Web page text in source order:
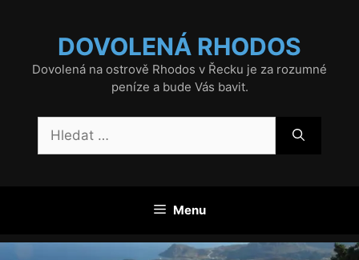
DOVOLENÁ RHODOS
Dovolená na ostrově Rhodos v Řecku je za rozumné
peníze a bude Vás bavit.
Menu